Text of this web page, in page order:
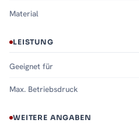
Material
LEISTUNG
Geeignet für
Max. Betriebsdruck
WEITERE ANGABEN